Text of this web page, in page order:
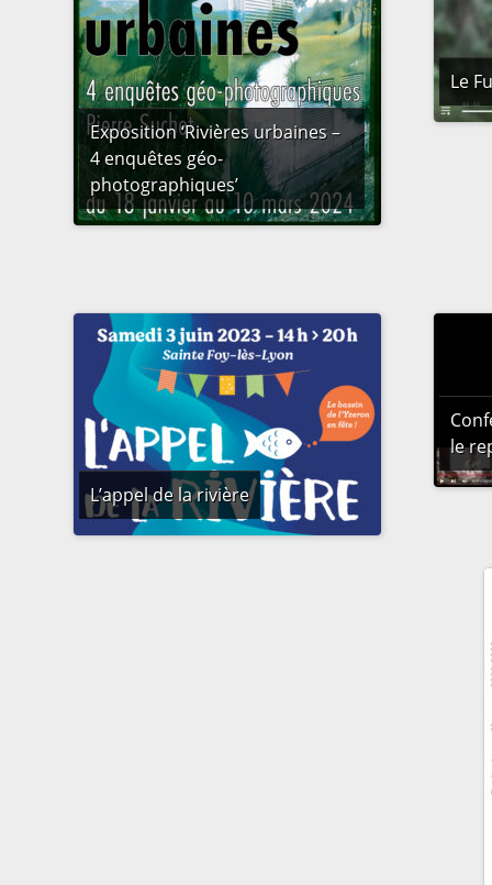
Exposition ‘Rivières urbaines –
4 enquêtes géo-
photographiques’
Le
L’appel de la rivière
le